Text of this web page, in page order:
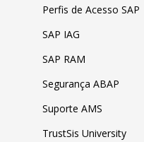
Perfis de Acesso SAP
SAP IAG
SAP RAM
Segurança ABAP
Suporte AMS
TrustSis University